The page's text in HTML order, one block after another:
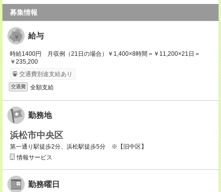
募集情報
給与
時給1400円 月収例（21日の場合）￥1,400×8時間＝￥11,200×21日＝
￥235,200
交通費別途支給あり
交通費 全額支給
勤務地
浜松市中央区
第一通り駅徒歩2分、浜松駅徒歩5分 ※【旧中区】
情報サービス
勤務曜日